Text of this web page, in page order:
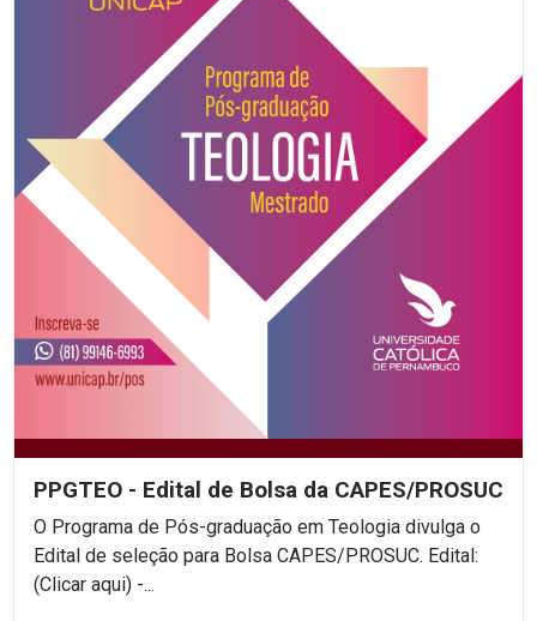
PPGTEO - Edital de Bolsa da CAPES/PROSUC
O Programa de Pós-graduação em Teologia divulga o
Edital de seleção para Bolsa CAPES/PROSUC. Edital:
(Clicar aqui) -...